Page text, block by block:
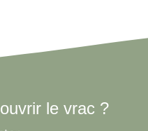
le vrac ?